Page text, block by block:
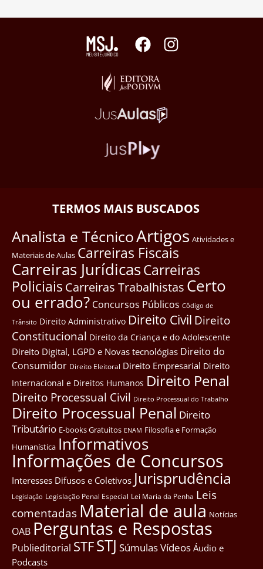
TERMOS MAIS BUSCADOS
Analista e TécnicoArtigos Atividades e
Materiais de Aulas Carreiras Fiscais
Carreiras JurídicasCarreiras
Policiais Carreiras Trabalhistas Certo
ou errado? Concursos Públicos Côdigo de
Trânsito Direito Administrativo Direito Civil Direito
Constitucional Direito da Criança e do Adolescente
Direito Digital, LGPD e Novas tecnológias Direito do
Consumidor Direito Eleitoral Direito Empresarial Direito
Internacional e Direitos Humanos Direito Penal
Direito Processual Civil Direito Processual do Trabalho
Direito Processual Penal Direito
Tributário E-books Gratuitos ENAM Filosofia e Formação
Humanística Informativos
Informações de Concursos
Interesses Difusos e Coletivos Jurisprudência
Legislação Legislação Penal Especial Lei Maria da Penha Leis
comentadas Material de aula Notícias
OAB Perguntas e Respostas
Publieditorial STFSTJ SúmulasVídeos Áudio e
Podcasts